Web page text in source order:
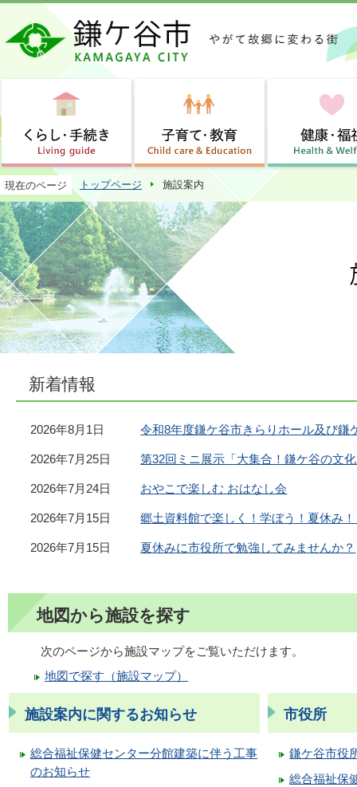
この
現在のページ トップページ 施設案内
新着情報
2026年8月1日 令和8年度鎌ケ谷市きらりホール及び
2026年7月25日 第32回ミニ展示「大集合！鎌ケ谷の文
2026年7月24日 おやこで楽しむ おはなし会
2026年7月15日 郷土資料館で楽しく！学ぼう！夏休み
2026年7月15日 夏休みに市役所で勉強してみませんか？
地図から施設を探す
次のページから施設マップをご覧いただけます。
地図で探す（施設マップ）
施設案内に関するお知らせ
総合福祉保健センター分館建築に伴う工事
のお知らせ
市役所
鎌ケ谷市役
総合福祉保